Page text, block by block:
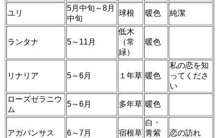
ユリ
5月中旬～8月
中旬
球根 暖色 純潔
ランタナ 5～11月
低木
（常
緑）
暖色
リナリア 5～6月 １年草 暖色
私の恋を知
ってくださ
い
ローズゼラニウ
ム
5～6月 多年草 暖色
アガパンサス 6～7月 宿根草
白・
青紫
恋の訪れ